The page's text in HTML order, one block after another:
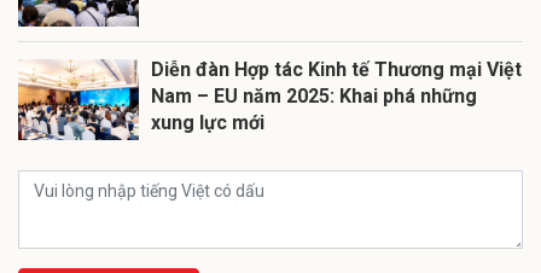
Diễn đàn Hợp tác Kinh tế Thương mại Việt
Nam – EU năm 2025: Khai phá những
xung lực mới